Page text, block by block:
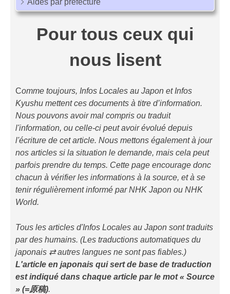
Aides par préfecture
Pour tous ceux qui
nous lisent
Comme toujours, Infos Locales au Japon et Infos
Kyushu mettent ces documents à titre d’information.
Nous pouvons avoir mal compris ou traduit
l'information, ou celle-ci peut avoir évolué depuis
l'écriture de cet article. Nous mettons également à jour
nos articles si la situation le demande, mais cela peut
parfois prendre du temps. Cette page encourage donc
chacun à vérifier les informations à la source, et à se
tenir régulièrement informé par NHK Japon ou NHK
World.
Tous les articles d'Infos Locales au Japon sont traduits
par des humains. (Les traductions automatiques du
japonais ⇄ autres langues ne sont pas fiables.)
L'article en japonais qui sert de base de traduction
est indiqué dans chaque article par le mot « Source
» (=原稿).